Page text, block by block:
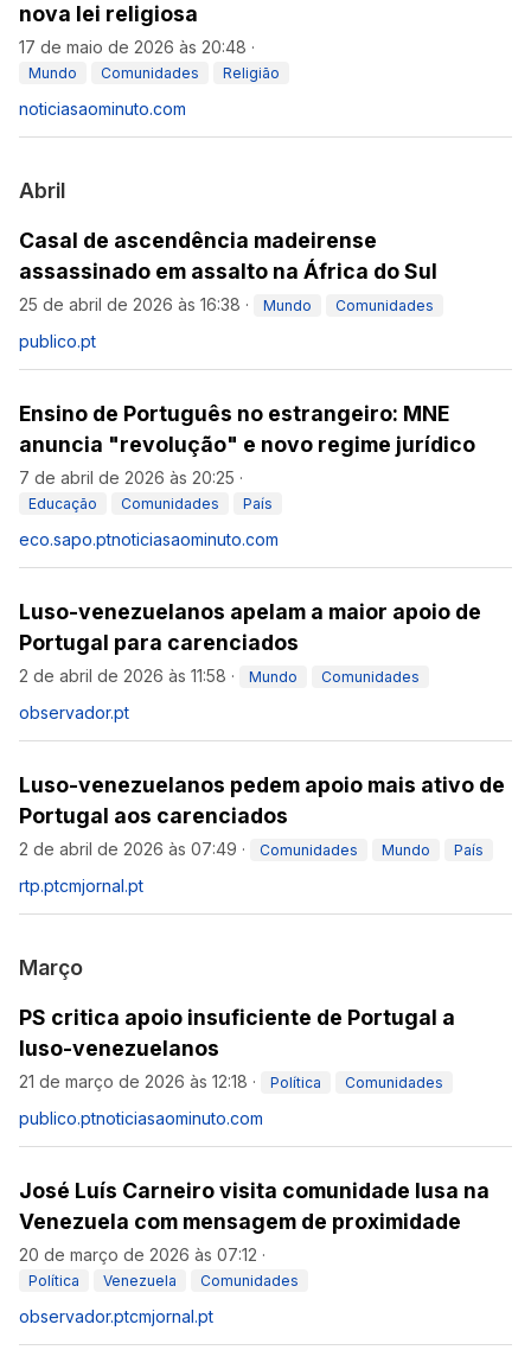
nova lei religiosa
17 de maio de 2026 às 20:48 ·
Mundo Comunidades Religião
noticiasaominuto.com
Abril
Casal de ascendência madeirense
assassinado em assalto na África do Sul
25 de abril de 2026 às 16:38 · Mundo Comunidades
publico.pt
Ensino de Português no estrangeiro: MNE
anuncia "revolução" e novo regime jurídico
7 de abril de 2026 às 20:25 ·
Educação Comunidades País
eco.sapo.ptnoticiasaominuto.com
Luso-venezuelanos apelam a maior apoio de
Portugal para carenciados
2 de abril de 2026 às 11:58 · Mundo Comunidades
observador.pt
Luso-venezuelanos pedem apoio mais ativo de
Portugal aos carenciados
2 de abril de 2026 às 07:49 · Comunidades Mundo País
rtp.ptcmjornal.pt
Março
PS critica apoio insuficiente de Portugal a
luso-venezuelanos
21 de março de 2026 às 12:18 · Política Comunidades
publico.ptnoticiasaominuto.com
José Luís Carneiro visita comunidade lusa na
Venezuela com mensagem de proximidade
20 de março de 2026 às 07:12 ·
Política Venezuela Comunidades
observador.ptcmjornal.pt